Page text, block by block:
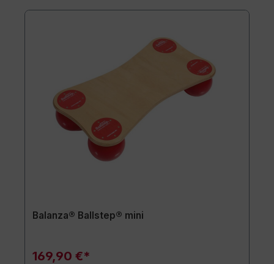
Balanza® Ballstep® mini
169,90 €*